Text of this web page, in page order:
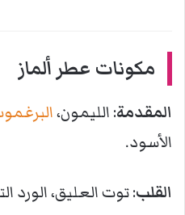
مكونات عطر ألماز
المقدمة: الليمون،
الأسود.
القلب: توت العليق، الورد